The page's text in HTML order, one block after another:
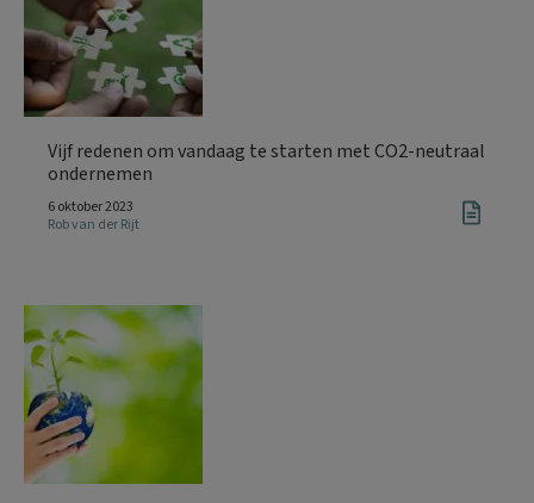
Vijf redenen om vandaag te starten met CO2-neutraal
ondernemen
6 oktober 2023
Rob van der Rijt